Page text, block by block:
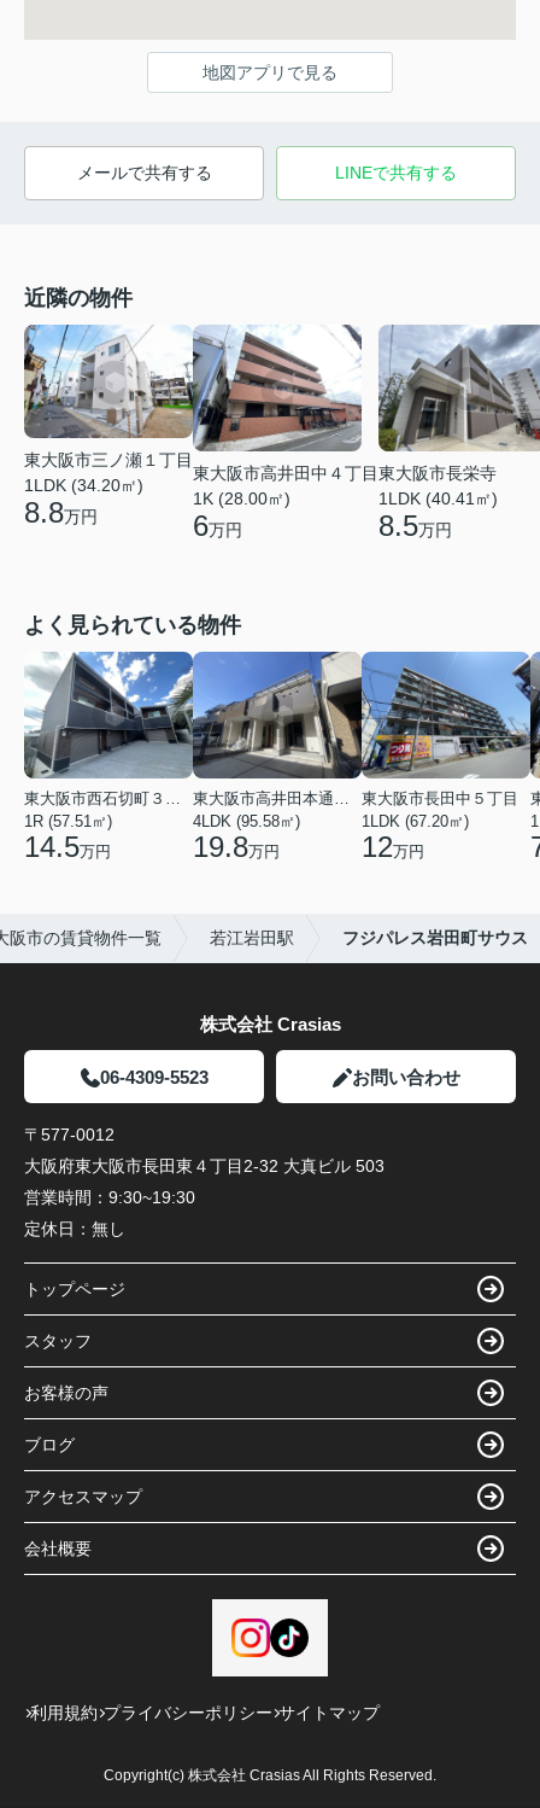
地図アプリで見る
メールで共有する LINEで共有する
近隣の物件
東大阪市三ノ瀬１丁目
1LDK (34.20㎡)
8.8万円
東大阪市高井田中４丁目
1K (28.00㎡)
6万円
東大阪市長栄寺
1LDK (40.41㎡)
8.5万円
よく見られている物件
東大阪市西石切町３丁目
1R (57.51㎡)
14.5万円
東大阪市高井田本通２丁目
4LDK (95.58㎡)
19.8万円
東大阪市長田中５丁目
1LDK (67.20㎡)
12万円
阪市の賃貸物件一覧 若江岩田駅 フジパレス岩田町サウス
株式会社 Crasias
06-4309-5523 お問い合わせ
〒577-0012
大阪府東大阪市長田東４丁目2-32 大真ビル 503
営業時間： 9:30~19:30
定休日： 無し
トップページ
スタッフ
お客様の声
ブログ
アクセスマップ
会社概要
利用規約 プライバシーポリシー サイトマップ
Copyright(c) 株式会社 Crasias All Rights Reserved.